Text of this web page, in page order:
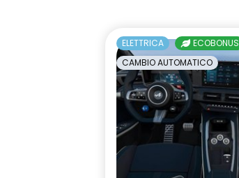
ELETTRICA ECOBONUS
CAMBIO AUTOMATICO